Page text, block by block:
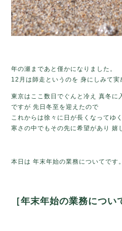
年の瀬まであと僅かになりました。
12月は師走というのを 身にしみて実
東京はここ数日でぐんと冷え 真冬に
ですが 先日冬至を迎えたので
これからは徐々に日が長くなってゆ
寒さの中でもその先に希望があり 嬉
本日は 年末年始の業務についてです。
［年末年始の業務につい